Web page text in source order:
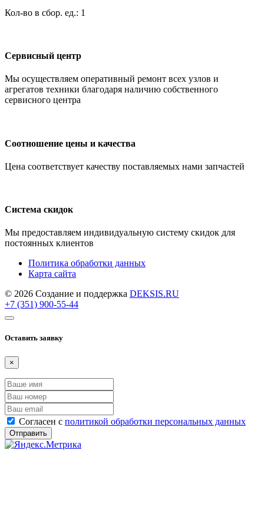
Кол-во в сбор. ед.: 1
Сервисный центр
Мы осуществляем оперативный ремонт всех узлов и
агрегатов техники благодаря наличию собственного
сервисного центра
Соотношение цены и качества
Цена соответствует качеству поставляемых нами запчастей
Система скидок
Мы предоставляем индивидуальную систему скидок для
постоянных клиентов
Политика обработки данных
Карта сайта
© 2026 Создание и поддержка DEKSIS.RU
+7 (351) 900-55-44
Оставить заявку
×
Согласен с политикой обработки персональных данных
Отправить